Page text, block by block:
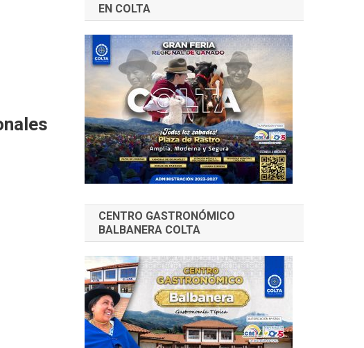
EN COLTA
CENTRO GASTRONÓMICO
BALBANERA COLTA